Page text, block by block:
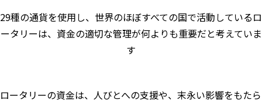
29種の通貨を使用し、世界のほぼすべての国で活動しているロ
ータリーは、資金の適切な管理が何よりも重要だと考えていま
す
ロータリーの資金は、人びとへの支援や、末永い影響をもたら